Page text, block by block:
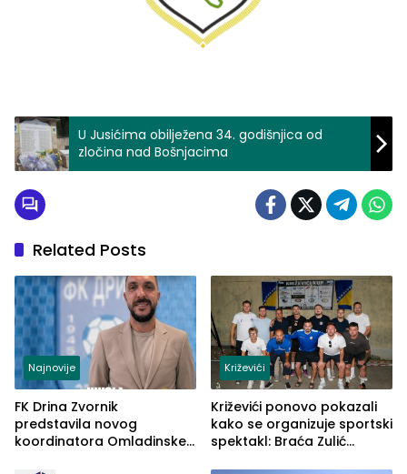
U Jusićima obilježena 34. godišnjica od
zločina nad Bošnjacima
Related Posts
Najnovije
FK Drina Zvornik
predstavila novog
koordinatora Omladinske
Križevići
Križevići ponovo pokazali
kako se organizuje sportski
spektakl: Braća Zulić